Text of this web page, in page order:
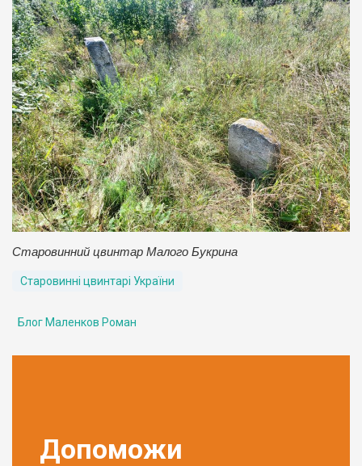
Старовинний цвинтар Малого Букрина
Старовинні цвинтарі України
Блог Маленков Роман
Допоможи